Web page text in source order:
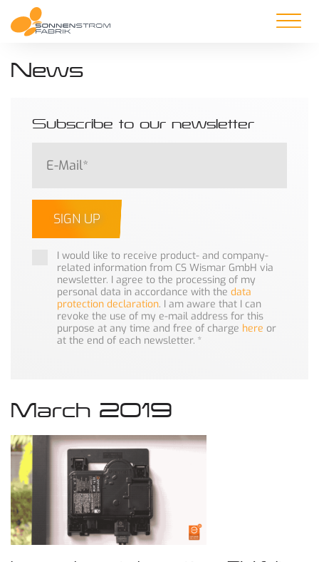
News
Subscribe to our newsletter
SIGN UP
I would like to receive product- and company-
related information from CS Wismar GmbH via
newsletter. I agree to the processing of my
personal data in accordance with the data
protection declaration. I am aware that I can
revoke the use of my e-mail address for this
purpose at any time and free of charge here or
at the end of each newsletter. *
March 2019